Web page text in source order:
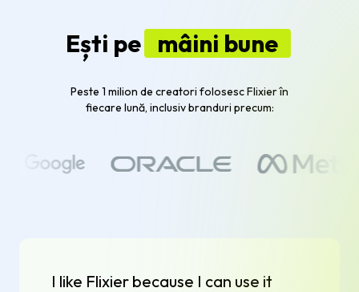
Ești pe mâini bune
Peste 1 milion de creatori folosesc Flixier în
fiecare lună, inclusiv branduri precum:
I like Flixier because I can use it